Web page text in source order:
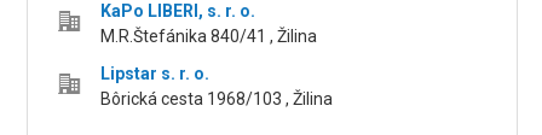
KaPo LIBERI, s. r. o.
M.R.Štefánika 840/41 , Žilina
Lipstar s. r. o.
Bôrická cesta 1968/103 , Žilina